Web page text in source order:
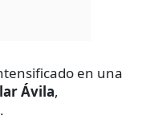
en una
Ávila,